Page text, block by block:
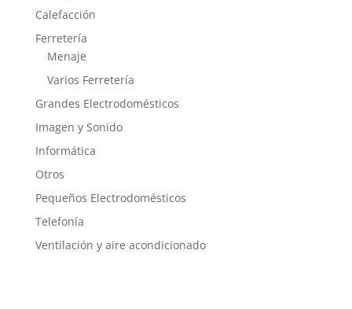
Calefacción
Ferretería
Menaje
Varios Ferretería
Grandes Electrodomésticos
Imagen y Sonido
Informática
Otros
Pequeños Electrodomésticos
Telefonía
Ventilación y aire acondicionado